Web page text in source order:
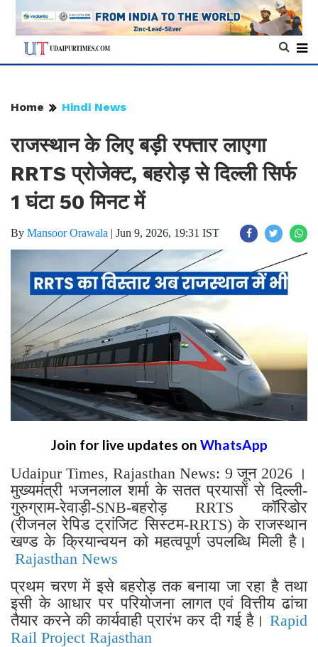
Home Hindi News
राजस्थान के लिए बड़ी रफ्तार लाएगा
RRTS प्रोजेक्ट, बहरोड़ से दिल्ली सिर्फ
1 घंटा 50 मिनट में
By Mansoor Orawala | Jun 9, 2026, 19:31 IST
Join for live updates on WhatsApp
Udaipur Times, Rajasthan News: 9 जून 2026 ।
मुख्यमंत्री भजनलाल शर्मा के सतत प्रयासों से दिल्ली-
गुरुग्राम-रेवाड़ी-SNB-बहरोड़ RRTS कॉरिडोर
(रीजनल रेपिड ट्रांजिट सिस्टम-RRTS) के राजस्थान
खण्ड के क्रियान्वयन को महत्वपूर्ण उपलब्धि मिली है।
Rajasthan News
प्रथम चरण में इसे बहरोड़ तक बनाया जा रहा है तथा
इसी के आधार पर परियोजना लागत एवं वित्तीय ढांचा
तैयार करने की कार्यवाही प्रारंभ कर दी गई है। Rapid
Rail Project Rajasthan